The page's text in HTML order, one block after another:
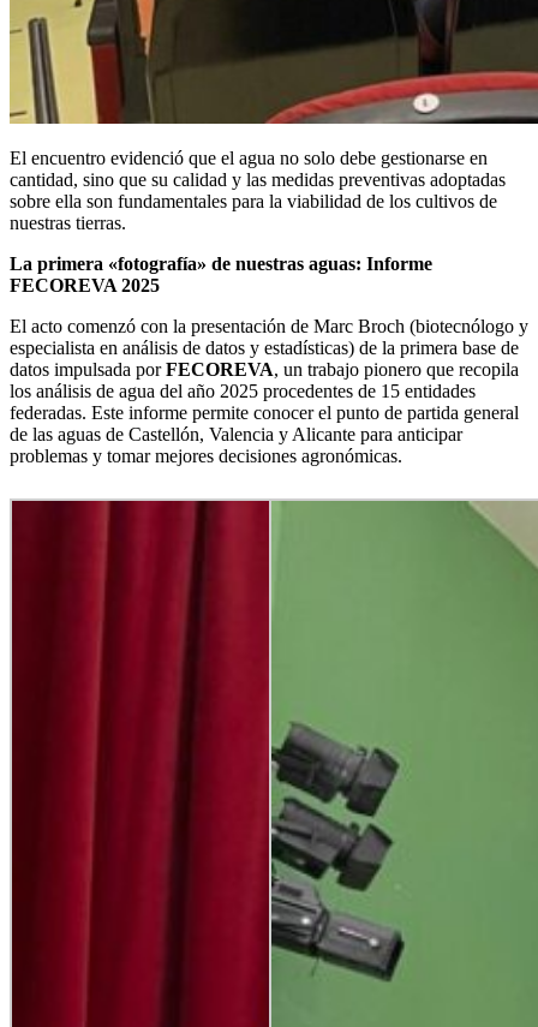
El encuentro evidenció que el agua no solo debe gestionarse en
cantidad, sino que su calidad y las medidas preventivas adoptadas
sobre ella son fundamentales para la viabilidad de los cultivos de
nuestras tierras.
La primera «fotografía» de nuestras aguas: Informe
FECOREVA 2025
El acto comenzó con la presentación de Marc Broch (biotecnólogo y
especialista en análisis de datos y estadísticas) de la primera base de
datos impulsada porFECOREVA, un trabajo pionero que recopila
los análisis de agua del año 2025 procedentes de 15 entidades
federadas. Este informe permite conocer el punto de partida general
de las aguas de Castellón, Valencia y Alicante para anticipar
problemas y tomar mejores decisiones agronómicas.